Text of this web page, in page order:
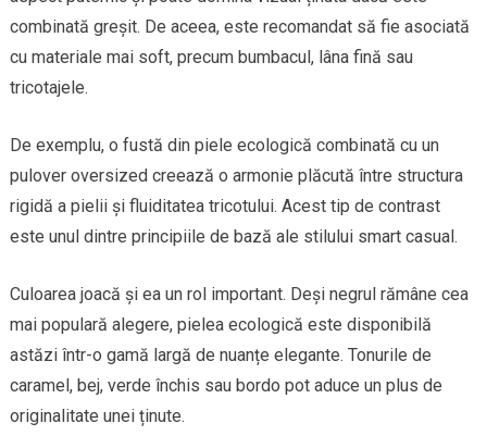
combinată greșit. De aceea, este recomandat să fie asociată
cu materiale mai soft, precum bumbacul, lâna fină sau
tricotajele.
De exemplu, o fustă din piele ecologică combinată cu un
pulover oversized creează o armonie plăcută între structura
rigidă a pielii și fluiditatea tricotului. Acest tip de contrast
este unul dintre principiile de bază ale stilului smart casual.
Culoarea joacă și ea un rol important. Deși negrul rămâne cea
mai populară alegere, pielea ecologică este disponibilă
astăzi într-o gamă largă de nuanțe elegante. Tonurile de
caramel, bej, verde închis sau bordo pot aduce un plus de
originalitate unei ținute.